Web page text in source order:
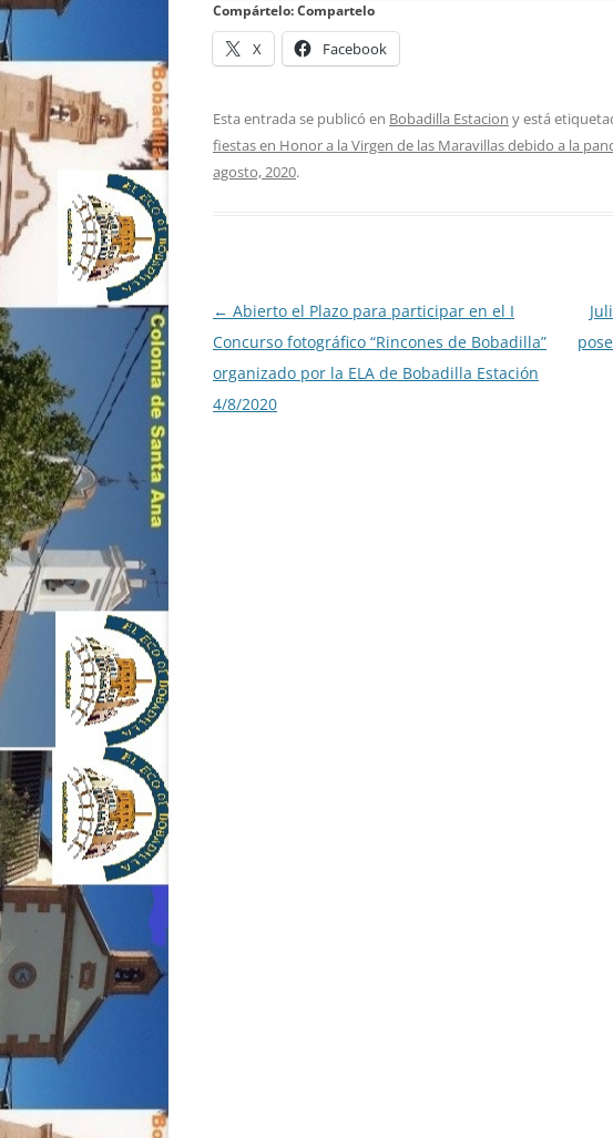
Compártelo: Compartelo
X Facebook
Esta entrada se publicó en Bobadilla Estacion y está
fiestas en Honor a la Virgen de las Maravillas debido a la
agosto, 2020.
Navegación
de
entradas
← Abierto el Plazo para participar en el I
Concurso fotográfico “Rincones de Bobadilla”
organizado por la ELA de Bobadilla Estación
4/8/2020